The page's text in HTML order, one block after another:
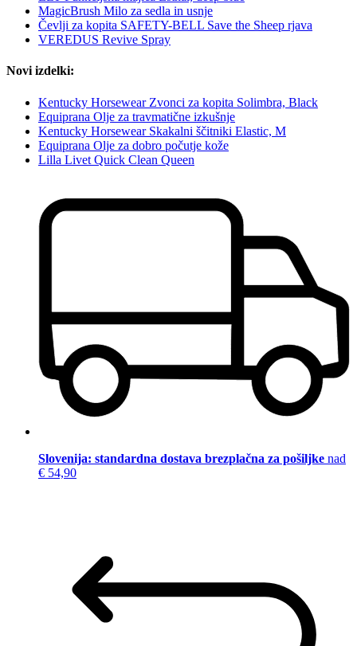
MagicBrush Milo za sedla in usnje
Čevlji za kopita SAFETY-BELL Save the Sheep rjava
VEREDUS Revive Spray
Novi izdelki:
Kentucky Horsewear Zvonci za kopita Solimbra, Black
Equiprana Olje za travmatične izkušnje
Kentucky Horsewear Skakalni ščitniki Elastic, M
Equiprana Olje za dobro počutje kože
Lilla Livet Quick Clean Queen
Slovenija: standardna dostava brezplačna za pošiljke nad
€ 54,90